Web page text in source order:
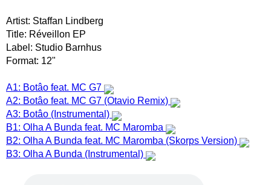
Artist: Staffan Lindberg
Title: Réveillon EP
Label: Studio Barnhus
Format: 12"
A1: Botâo feat. MC G7
A2: Botâo feat. MC G7 (Otavio Remix)
A3: Botâo (Instrumental)
B1: Olha A Bunda feat. MC Maromba
B2: Olha A Bunda feat. MC Maromba (Skorps Version)
B3: Olha A Bunda (Instrumental)